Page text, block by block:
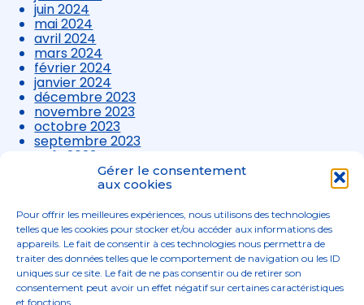
Gérer le consentement
aux cookies
Pour offrir les meilleures expériences, nous utilisons des technologies
telles que les cookies pour stocker et/ou accéder aux informations des
appareils. Le fait de consentir à ces technologies nous permettra de
traiter des données telles que le comportement de navigation ou les ID
uniques sur ce site. Le fait de ne pas consentir ou de retirer son
consentement peut avoir un effet négatif sur certaines caractéristiques
et fonctions.
juin 2024
mai 2024
avril 2024
mars 2024
février 2024
janvier 2024
décembre 2023
novembre 2023
octobre 2023
septembre 2023
août 2023
juillet 2023
avril 2023
mars 2023